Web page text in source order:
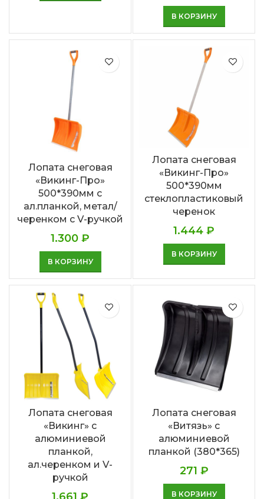
В КОРЗИНУ
Лопата снеговая
«Викинг-Про»
500*390мм с
ал.планкой, метал/
черенком с V-ручкой
1.300 ₽
В КОРЗИНУ
Лопата снеговая
«Викинг-Про»
500*390мм
стеклопластиковый
черенок
1.444 ₽
В КОРЗИНУ
Лопата снеговая
«Викинг» с
алюминиевой
планкой,
ал.черенком и V-
ручкой
Лопата снеговая
«Витязь» с
алюминиевой
планкой (380*365)
271 ₽
В КОРЗИНУ